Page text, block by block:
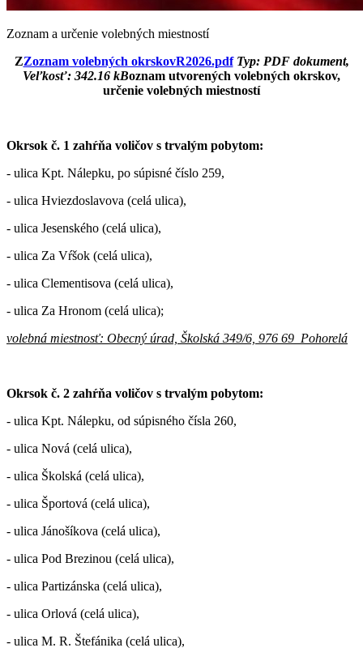
Zoznam a určenie volebných miestností
ZZoznam volebných okrskovR2026.pdfTyp: PDF dokument,
Veľkosť: 342.16 kBoznam utvorených volebných okrskov,
určenie volebných miestností
Okrsok č. 1 zahŕňa voličov s trvalým pobytom:
- ulica Kpt. Nálepku, po súpisné číslo 259,
- ulica Hviezdoslavova (celá ulica),
- ulica Jesenského (celá ulica),
- ulica Za Vŕšok (celá ulica),
- ulica Clementisova (celá ulica),
- ulica Za Hronom (celá ulica);
volebná miestnosť: Obecný úrad, Školská 349/6, 976 69 Pohorelá
Okrsok č. 2 zahŕňa voličov s trvalým pobytom:
- ulica Kpt. Nálepku, od súpisného čísla 260,
- ulica Nová (celá ulica),
- ulica Školská (celá ulica),
- ulica Športová (celá ulica),
- ulica Jánošíkova (celá ulica),
- ulica Pod Brezinou (celá ulica),
- ulica Partizánska (celá ulica),
- ulica Orlová (celá ulica),
- ulica M. R. Štefánika (celá ulica),